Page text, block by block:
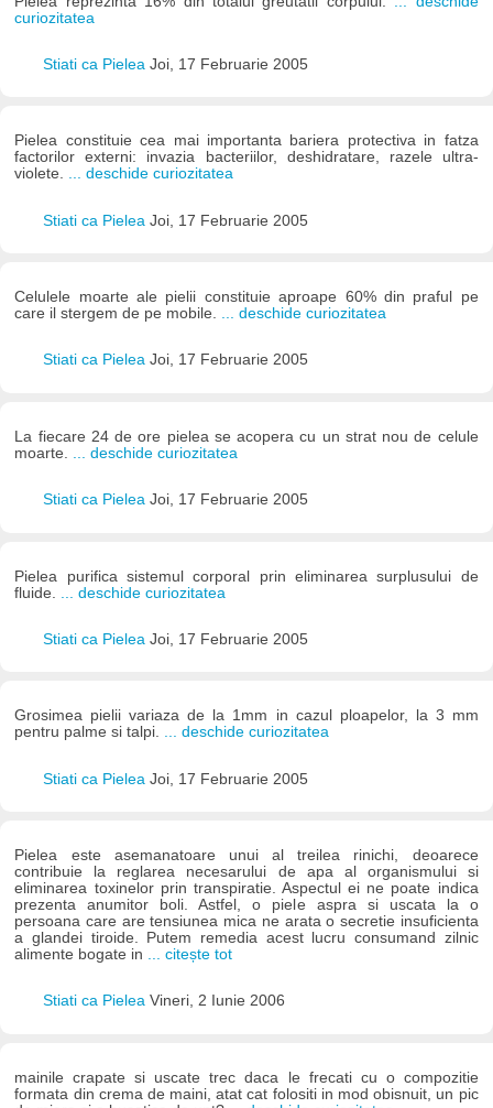
curiozitatea
Stiati ca Pielea Joi, 17 Februarie 2005
Pielea constituie cea mai importanta bariera protectiva in fatza
factorilor externi: invazia bacteriilor, deshidratare, razele ultra-
violete. ... deschide curiozitatea
Stiati ca Pielea Joi, 17 Februarie 2005
Celulele moarte ale pielii constituie aproape 60% din praful pe
care il stergem de pe mobile. ... deschide curiozitatea
Stiati ca Pielea Joi, 17 Februarie 2005
La fiecare 24 de ore pielea se acopera cu un strat nou de celule
moarte.
... deschide curiozitatea
Stiati ca Pielea Joi, 17 Februarie 2005
Pielea purifica sistemul corporal prin eliminarea surplusului de
fluide.
... deschide curiozitatea
Stiati ca Pielea Joi, 17 Februarie 2005
Grosimea pielii variaza de la 1mm in cazul ploapelor, la 3 mm
pentru palme si talpi. ... deschide curiozitatea
Stiati ca Pielea Joi, 17 Februarie 2005
Pielea este asemanatoare unui al treilea rinichi, deoarece
contribuie la reglarea necesarului de apa al organismului si
eliminarea toxinelor prin transpiratie. Aspectul ei ne poate indica
prezenta anumitor boli. Astfel, o piele aspra si uscata la o
persoana care are tensiunea mica ne arata o secretie insuficienta
a glandei tiroide. Putem remedia acest lucru consumand zilnic
alimente bogate in ... citește tot
Stiati ca Pielea Vineri, 2 Iunie 2006
mainile crapate si uscate trec daca le frecati cu o compozitie
formata din crema de maini, atat cat folositi in mod obisnuit, un pic